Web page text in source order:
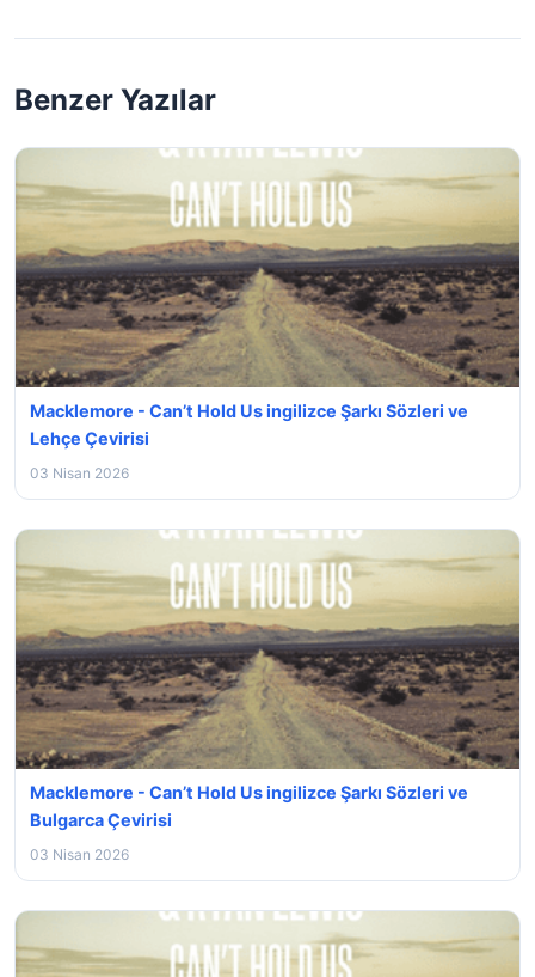
Benzer Yazılar
Macklemore - Can’t Hold Us ingilizce Şarkı Sözleri ve
Lehçe Çevirisi
03 Nisan 2026
Macklemore - Can’t Hold Us ingilizce Şarkı Sözleri ve
Bulgarca Çevirisi
03 Nisan 2026